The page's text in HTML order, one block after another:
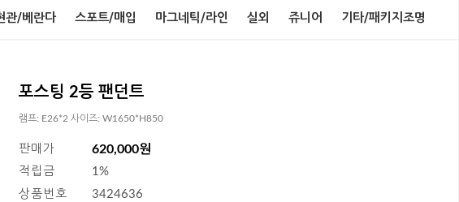
관/베란다 스포트/매입 마그네틱/라인 실외 쥬니어 기타/패키지조명
포스팅 2등 팬던트
램프: E26*2 사이즈: W1650*H850
판매가 620,000원
적립금
1%
상품번호
3424636